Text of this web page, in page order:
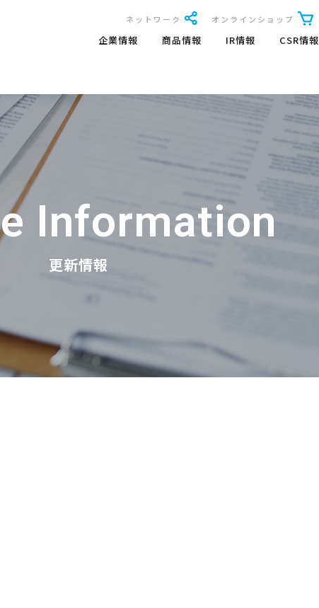
ネットワーク オンラインショップ
企業情報 商品情報 IR情報 CSR情報
Information
更新情報